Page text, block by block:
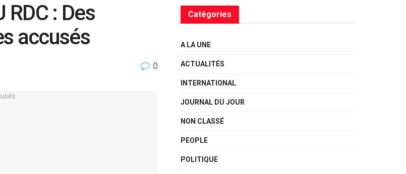
RDC : Des
accusés
0
Catégories
A LA UNE
ACTUALITÉS
INTERNATIONAL
JOURNAL DU JOUR
NON CLASSÉ
PEOPLE
POLITIQUE